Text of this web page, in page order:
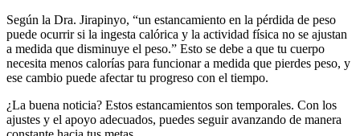
Según la Dra. Jirapinyo, “un estancamiento en la pérdida de peso
puede ocurrir si la ingesta calórica y la actividad física no se ajustan
a medida que disminuye el peso.” Esto se debe a que tu cuerpo
necesita menos calorías para funcionar a medida que pierdes peso, y
ese cambio puede afectar tu progreso con el tiempo.
¿La buena noticia? Estos estancamientos son temporales. Con los
ajustes y el apoyo adecuados, puedes seguir avanzando de manera